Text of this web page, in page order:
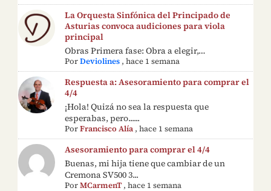
La Orquesta Sinfónica del Principado de
Asturias convoca audiciones para viola
principal
Obras Primera fase: Obra a elegir,…
PorDeviolines ,hace 1 semana
Respuesta a: Asesoramiento para comprar el
4/4
¡Hola! Quizá no sea la respuesta que
esperabas, pero......
PorFrancisco Alía ,hace 1 semana
Asesoramiento para comprar el 4/4
Buenas, mi hija tiene que cambiar de un
Cremona SV500 3...
PorMCarmenT,hace 1 semana